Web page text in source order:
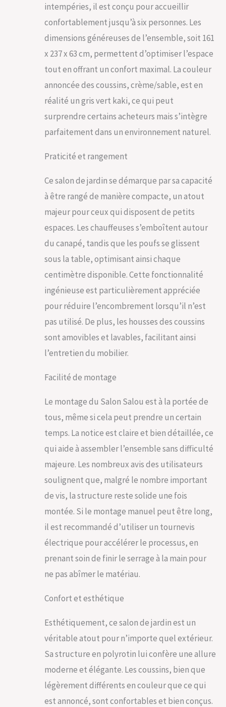
résistant aux
housses amovibles &
lavables ; idéal pour
extérieur
Matériaux haute
longévité : mobilier
de jardin à châssis en
acier robuste
(revêtement poudre)
rayures et à l'usure ;
Design élégant :
salon de jardin au
design rectiligne &
au tressage en
polyrotin tendance ;
aspect moderne &
élégant ; très
estéhtique dans tout
espace extérieur
lounge en matériau
facile d'entretien ; le
d'un simple coup de
chiffon humide ;
facile à nettoyer ;
intempéries, il est conçu pour accueillir
confortablement jusqu’à six personnes. Les
dimensions généreuses de l’ensemble, soit 161
x 237 x 63 cm, permettent d’optimiser l’espace
tout en offrant un confort maximal. La couleur
annoncée des coussins, crème/sable, est en
réalité un gris vert kaki, ce qui peut
surprendre certains acheteurs mais s’intègre
parfaitement dans un environnement naturel.
Praticité et rangement
Ce salon de jardin se démarque par sa capacité
à être rangé de manière compacte, un atout
majeur pour ceux qui disposent de petits
espaces. Les chauffeuses s’emboîtent autour
du canapé, tandis que les poufs se glissent
sous la table, optimisant ainsi chaque
centimètre disponible. Cette fonctionnalité
ingénieuse est particulièrement appréciée
pour réduire l’encombrement lorsqu’il n’est
pas utilisé. De plus, les housses des coussins
sont amovibles et lavables, facilitant ainsi
l’entretien du mobilier.
Facilité de montage
Le montage du Salon Salou est à la portée de
tous, même si cela peut prendre un certain
temps. La notice est claire et bien détaillée, ce
qui aide à assembler l’ensemble sans difficulté
majeure. Les nombreux avis des utilisateurs
soulignent que, malgré le nombre important
de vis, la structure reste solide une fois
montée. Si le montage manuel peut être long,
il est recommandé d’utiliser un tournevis
électrique pour accélérer le processus, en
prenant soin de finir le serrage à la main pour
ne pas abîmer le matériau.
Confort et esthétique
Esthétiquement, ce salon de jardin est un
véritable atout pour n’importe quel extérieur.
Sa structure en polyrotin lui confère une allure
moderne et élégante. Les coussins, bien que
légèrement différents en couleur que ce qui
est annoncé, sont confortables et bien conçus.